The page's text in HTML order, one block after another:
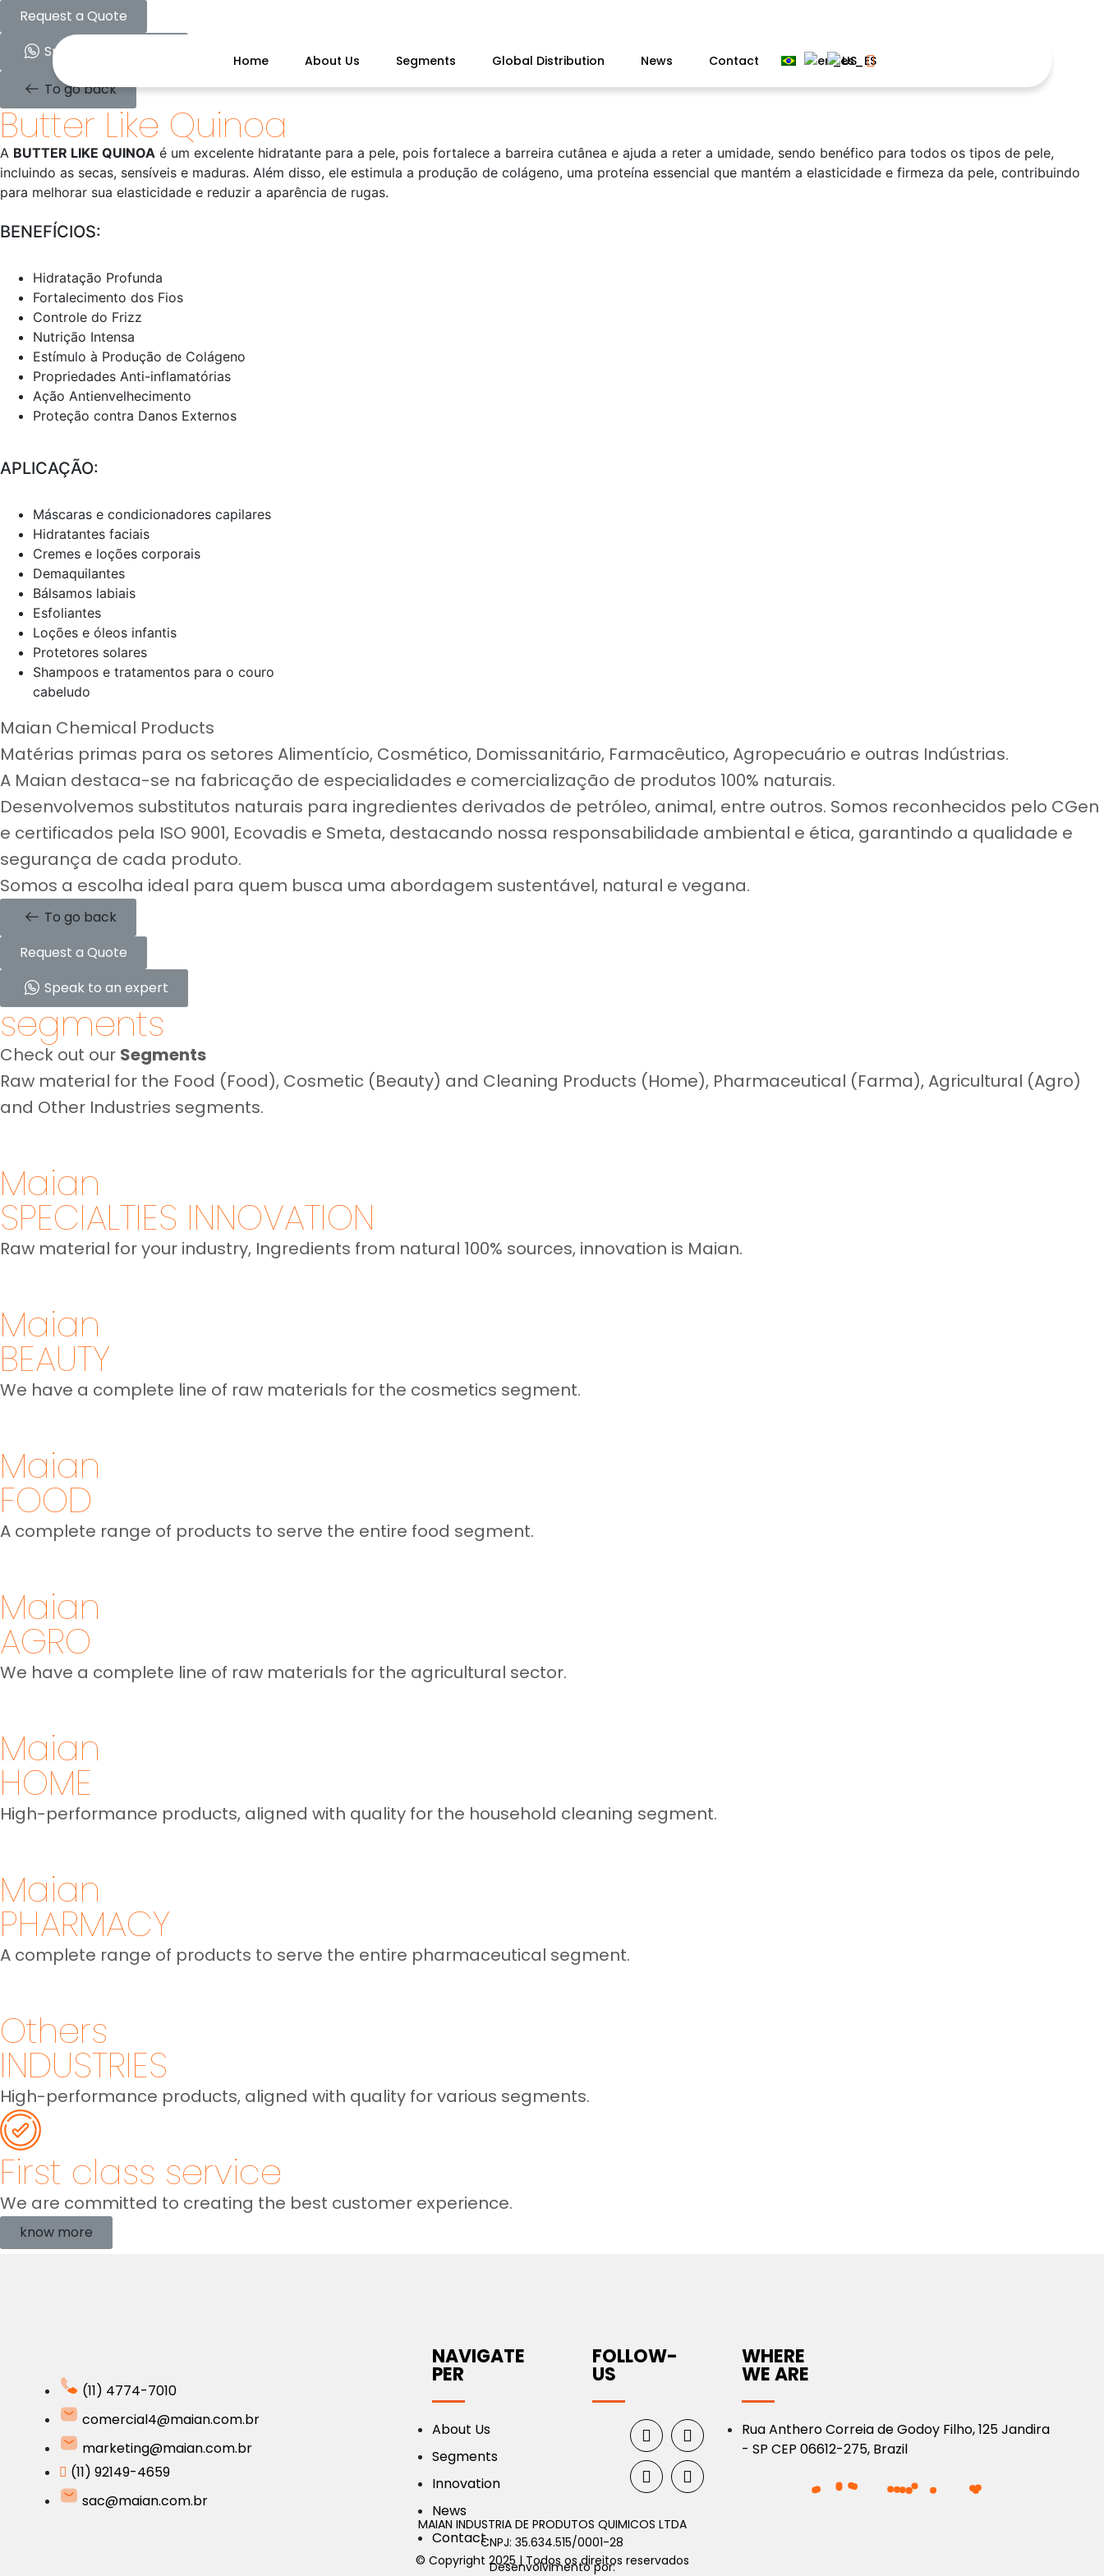
Home About Us Segments Global Distribution News Contact
Request a Quote
Speak to an expert
To go back
Butter Like Quinoa
A BUTTER LIKE QUINOA é um excelente hidratante para a pele, pois fortalece a barreira cutânea e ajuda a reter a umidade, sendo benéfico para todos os tipos de pele,
incluindo as secas, sensíveis e maduras. Além disso, ele estimula a produção de colágeno, uma proteína essencial que mantém a elasticidade e firmeza da pele, contribuindo
para melhorar sua elasticidade e reduzir a aparência de rugas.
BENEFÍCIOS:
Hidratação Profunda
Fortalecimento dos Fios
Controle do Frizz
Nutrição Intensa
Estímulo à Produção de Colágeno
Propriedades Anti-inflamatórias
Ação Antienvelhecimento
Proteção contra Danos Externos
APLICAÇÃO:
Máscaras e condicionadores capilares
Hidratantes faciais
Cremes e loções corporais
Demaquilantes
Bálsamos labiais
Esfoliantes
Loções e óleos infantis
Protetores solares
Shampoos e tratamentos para o couro
cabeludo
Maian Chemical Products
Matérias primas para os setores Alimentício, Cosmético, Domissanitário, Farmacêutico, Agropecuário e outras Indústrias.
A Maian destaca-se na fabricação de especialidades e comercialização de produtos 100% naturais.
Desenvolvemos substitutos naturais para ingredientes derivados de petróleo, animal, entre outros. Somos reconhecidos pelo CGen
e certificados pela ISO 9001, Ecovadis e Smeta, destacando nossa responsabilidade ambiental e ética, garantindo a qualidade e
segurança de cada produto.
Somos a escolha ideal para quem busca uma abordagem sustentável, natural e vegana.
To go back
Request a Quote
Speak to an expert
segments
Check out our Segments
Raw material for the Food (Food), Cosmetic (Beauty) and Cleaning Products (Home), Pharmaceutical (Farma), Agricultural (Agro)
and Other Industries segments.
Maian
SPECIALTIES INNOVATION
Raw material for your industry, Ingredients from natural 100% sources, innovation is Maian.
Maian
BEAUTY
We have a complete line of raw materials for the cosmetics segment.
Maian
FOOD
A complete range of products to serve the entire food segment.
Maian
AGRO
We have a complete line of raw materials for the agricultural sector.
Maian
HOME
High-performance products, aligned with quality for the household cleaning segment.
Maian
PHARMACY
A complete range of products to serve the entire pharmaceutical segment.
Others
INDUSTRIES
High-performance products, aligned with quality for various segments.
First class service
We are committed to creating the best customer experience.
know more
(11) 4774-7010
comercial4@maian.com.br
marketing@maian.com.br
(11) 92149-4659
sac@maian.com.br
NAVIGATE
PER
About Us
Segments
Innovation
News
Contact
FOLLOW-
US
WHERE
WE ARE
Rua Anthero Correia de Godoy Filho, 125 Jandira
- SP CEP 06612-275, Brazil
MAIAN INDUSTRIA DE PRODUTOS QUIMICOS LTDA
CNPJ: 35.634.515/0001-28
© Copyright 2025 | Todos os direitos reservados
Desenvolvimento por: